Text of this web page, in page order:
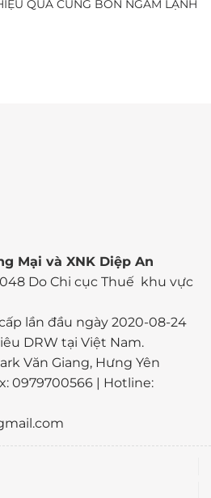
QUẢ CÙNG BỒN NGÂM LẠNH
Mại và XNK Diệp An
Do Chi cục Thuế khu vực
lần đầu ngày 2020-08-24
DRW tại Việt Nam.
Văn Giang, Hưng Yên
0979700566 | Hotline: